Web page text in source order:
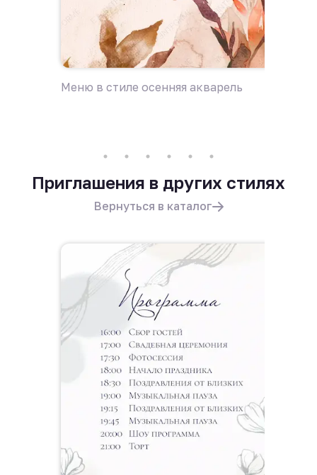
Меню в стиле осенняя акварель
Приглашения в других стилях
Вернуться в каталог